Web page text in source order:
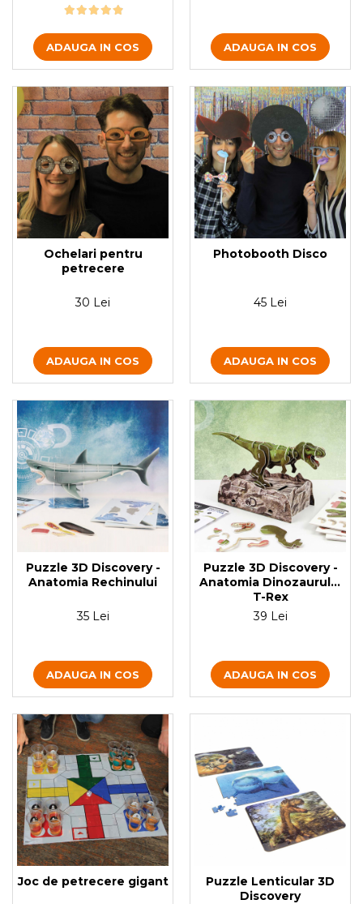
ADAUGA IN COS ADAUGA IN COS
Ochelari pentru
petrecere
30 Lei
ADAUGA IN COS
Photobooth Disco
45 Lei
ADAUGA IN COS
Puzzle 3D Discovery -
Anatomia Rechinului
35 Lei
ADAUGA IN COS
Puzzle 3D Discovery -
Anatomia Dinozaurului
T-Rex
39 Lei
ADAUGA IN COS
Joc de petrecere gigant
Puzzle Lenticular 3D
Discovery